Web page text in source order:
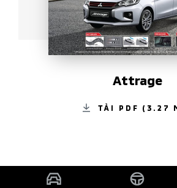
Attrage
TẢI PDF (3.27